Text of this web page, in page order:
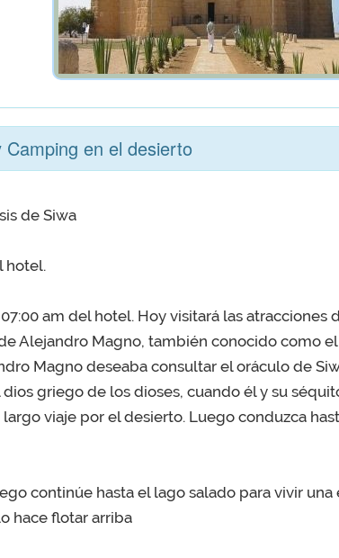
en el desierto
de Siwa
hotel.
am del hotel. Hoy visitará las atracciones
Alejandro Magno, también conocido como
Magno deseaba consultar el oráculo de
dios griego de los dioses, cuando él y su
viaje por el desierto. Luego conduzca
continúe hasta el lago salado para vivir
hace flotar arriba